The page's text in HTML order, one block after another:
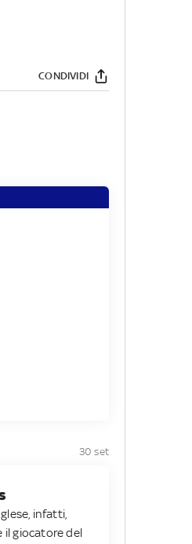
CONDIVIDI
30 set
infatti,
il giocatore del